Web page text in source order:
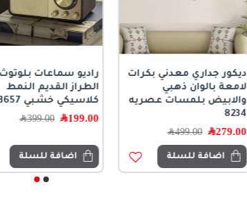
ديكور جداري معدني بكرات
لامعة بالوان ذهبي
والابيض بلمسات عصريه
8234
279.00﷼ 499.00﷼
اضافة للسلة
راديو سماعات بلوتوث
الطراز القديم النمط
كلاسيكي خشبي L3657
199.00﷼ 399.00﷼
اضافة للسلة